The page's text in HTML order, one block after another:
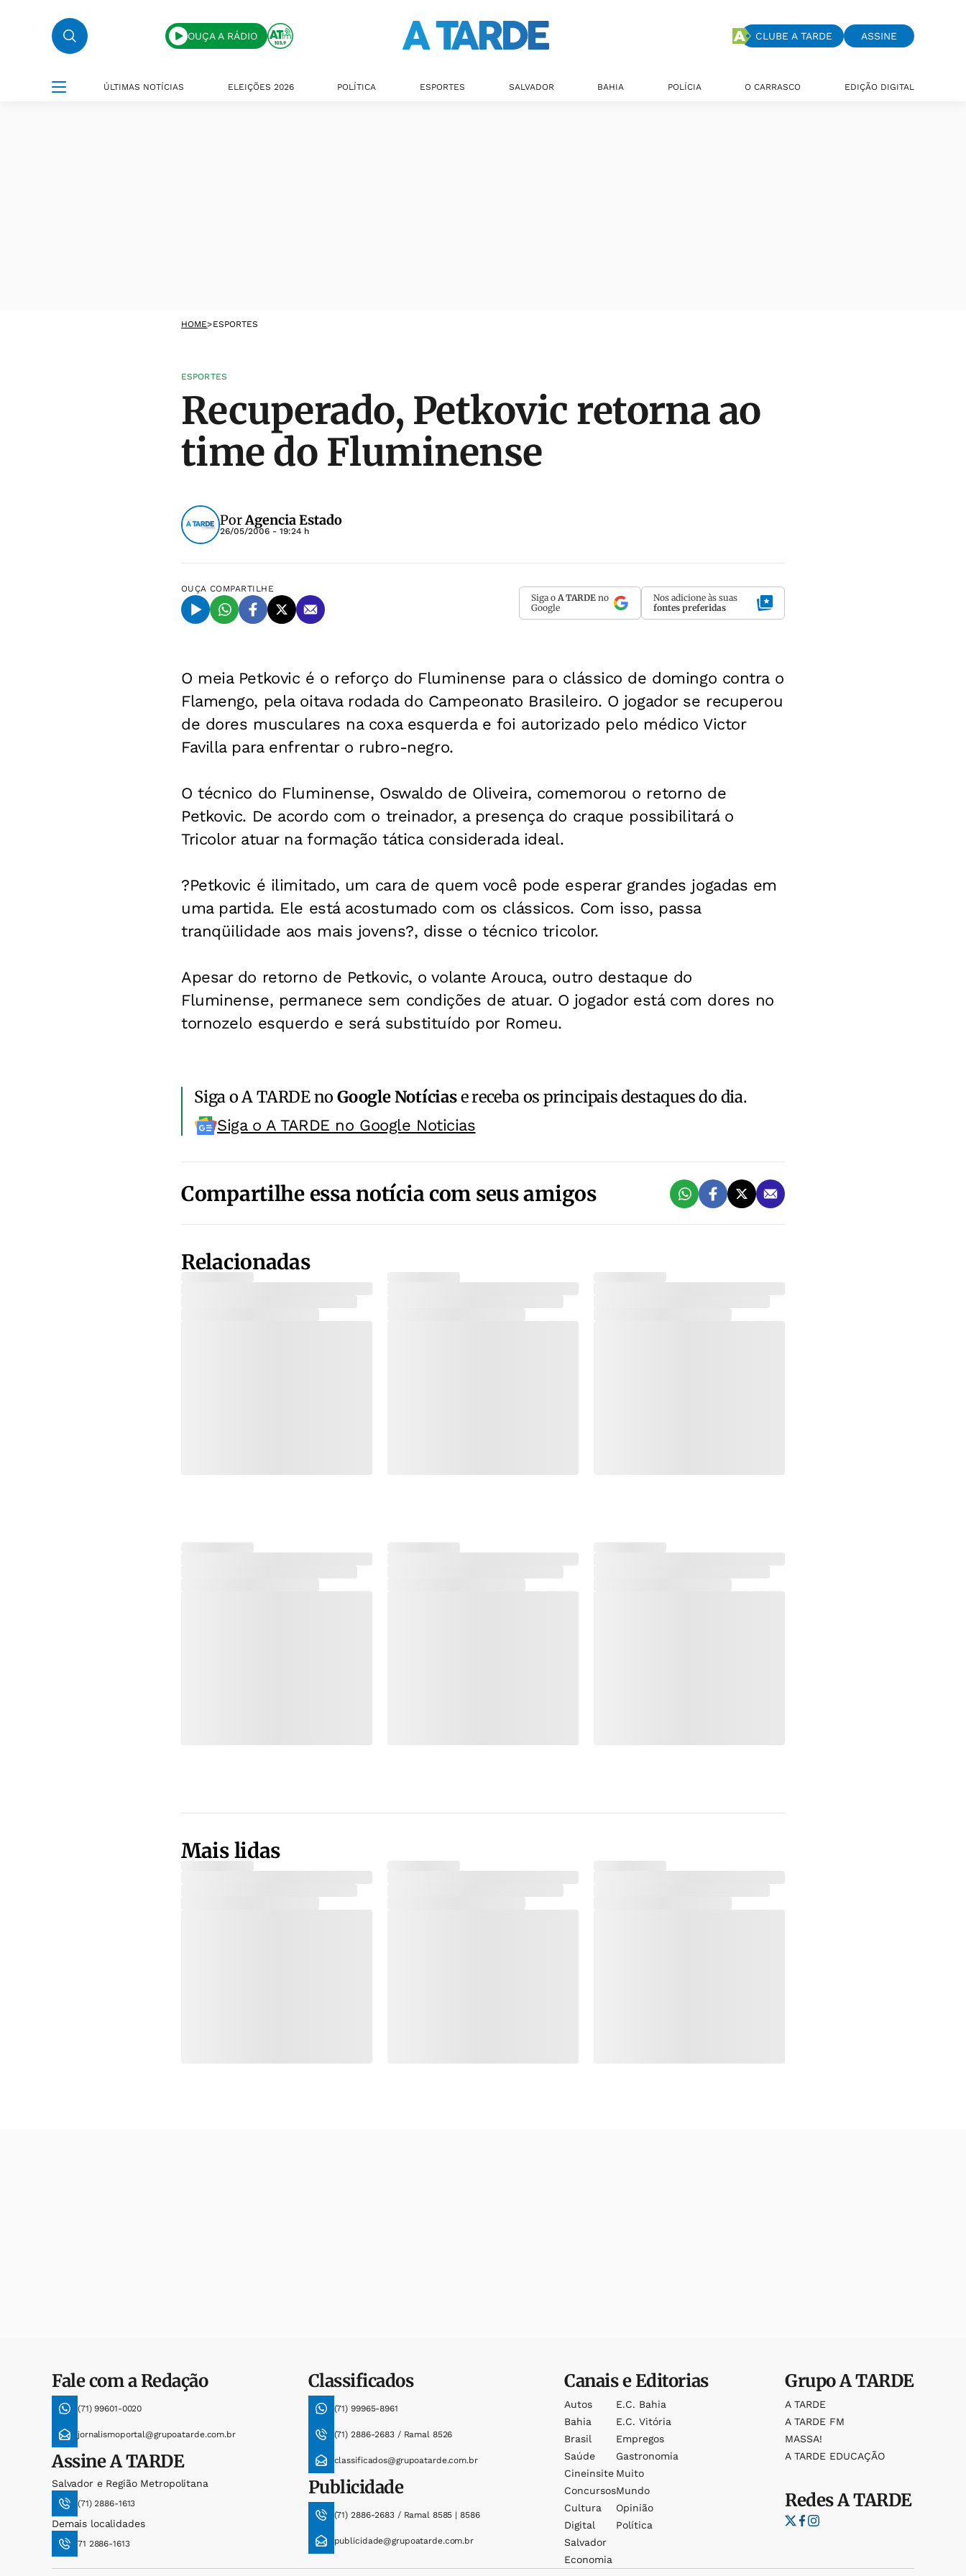
OUÇA A RÁDIO CLUBE A TARDE ASSINE
ÚLTIMAS NOTÍCIAS ELEIÇÕES 2026 POLÍTICA ESPORTES SALVADOR BAHIA POLÍCIA O CARRASCO EDIÇÃO DIGITAL
HOME>ESPORTES
ESPORTES
Recuperado, Petkovic retorna ao
time do Fluminense
PorAgencia Estado
26/05/2006 - 19:24 h
OUÇA COMPARTILHE
Siga o A TARDE no
Google
Nos adicione às suas
fontes preferidas
O meia Petkovic é o reforço do Fluminense para o clássico de domingo contra o
Flamengo, pela oitava rodada do Campeonato Brasileiro. O jogador se recuperou
de dores musculares na coxa esquerda e foi autorizado pelo médico Victor
Favilla para enfrentar o rubro-negro.
O técnico do Fluminense, Oswaldo de Oliveira, comemorou o retorno de
Petkovic. De acordo com o treinador, a presença do craque possibilitará o
Tricolor atuar na formação tática considerada ideal.
?Petkovic é ilimitado, um cara de quem você pode esperar grandes jogadas em
uma partida. Ele está acostumado com os clássicos. Com isso, passa
tranqüilidade aos mais jovens?, disse o técnico tricolor.
Apesar do retorno de Petkovic, o volante Arouca, outro destaque do
Fluminense, permanece sem condições de atuar. O jogador está com dores no
tornozelo esquerdo e será substituído por Romeu.
Siga o A TARDE noGoogle Notíciase receba os principais destaques do dia.
Siga o A TARDE no Google Noticias
Compartilhe essa notícia com seus amigos
Relacionadas
Mais lidas
Fale com a Redação
(71) 99601-0020
jornalismoportal@grupoatarde.com.br
AssineA TARDE
Salvador e Região Metropolitana
(71) 2886-1613
Demais localidades
71 2886-1613
Classificados
(71) 99965-8961
(71) 2886-2683 / Ramal 8526
classificados@grupoatarde.com.br
Publicidade
(71) 2886-2683 / Ramal 8585 | 8586
publicidade@grupoatarde.com.br
Canais e Editorias
Autos
Bahia
Brasil
Saúde
Cineinsite
Concursos
Cultura
Digital
Salvador
Economia
E.c. Bahia
E.c. Vitória
Empregos
Gastronomia
Muito
Mundo
Opinião
Política
GrupoA TARDE
A TARDE
A TARDE FM
MASSA!
A TARDE EDUCAÇÃO
RedesA TARDE